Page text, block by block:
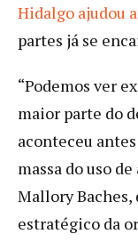
Hidalgo ajudou
partes já se
“Podemos ver
maior parte do
aconteceu
massa do uso
Mallory
estratégico da